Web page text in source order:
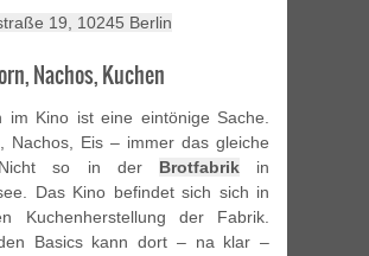
19, 10245 Berlin
Nachos, Kuchen
im Kino ist eine eintönige Sache.
Nachos, Eis – immer das gleiche
so in der Brotfabrikin
Das Kino befindet sich sich in
Kuchenherstellung der Fabrik.
Basics kann dort – na klar –